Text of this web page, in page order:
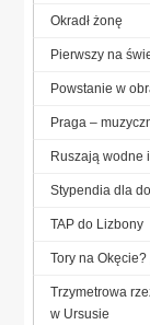
Okradł żonę
Pierwszy na
Powstanie w
Praga –
Ruszają wodne
Stypendia dla
TAP do Lizbony
Tory na Okęcie?
Trzymetrowa
w Ursusie